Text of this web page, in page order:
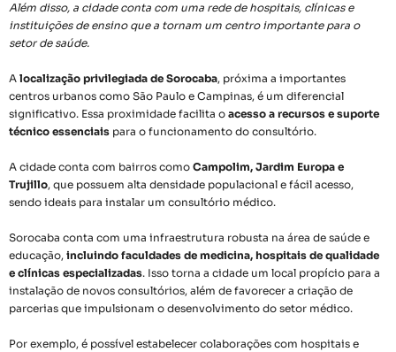
Além disso, a cidade conta com uma rede de hospitais, clínicas e
instituições de ensino que a tornam um centro importante para o
setor de saúde.
A localização privilegiada de Sorocaba, próxima a importantes
centros urbanos como São Paulo e Campinas, é um diferencial
significativo. Essa proximidade facilita o acesso a recursos e suporte
técnico essenciais para o funcionamento do consultório.
A cidade conta com bairros como Campolim, Jardim Europa e
Trujillo, que possuem alta densidade populacional e fácil acesso,
sendo ideais para instalar um consultório médico.
Sorocaba conta com uma infraestrutura robusta na área de saúde e
educação, incluindo faculdades de medicina, hospitais de qualidade
e clínicas especializadas. Isso torna a cidade um local propício para a
instalação de novos consultórios, além de favorecer a criação de
parcerias que impulsionam o desenvolvimento do setor médico.
Por exemplo, é possível estabelecer colaborações com hospitais e